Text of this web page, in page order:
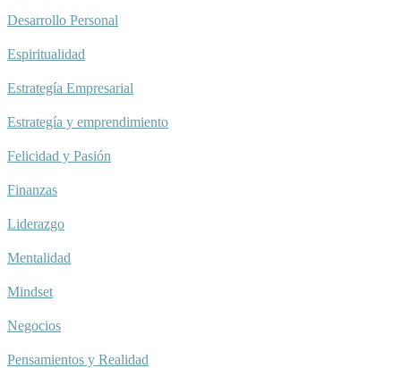
Desarrollo Personal
Espiritualidad
Estrategía Empresarial
Estrategía y emprendimiento
Felicidad y Pasión
Finanzas
Liderazgo
Mentalidad
Mindset
Negocios
Pensamientos y Realidad